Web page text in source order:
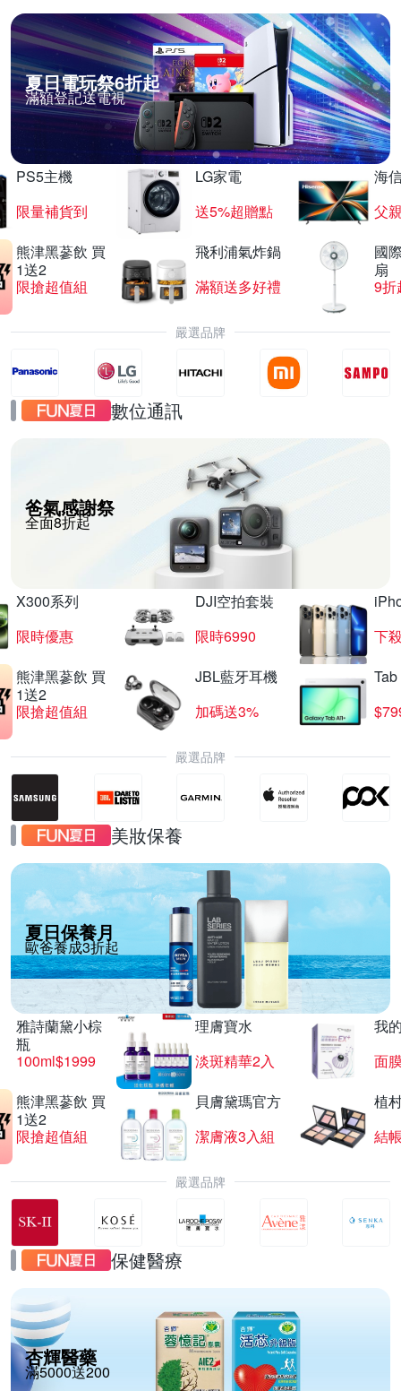
夏日電玩祭6折起
滿額登記送電視
PS5主機
限量補貨到
LG家電
送5%超贈點
海
父
熊津黑蔘飲 買
1送2
限搶超值組
飛利浦氣炸鍋
滿額送多好禮
國
扇
9折
嚴選品牌
數位通訊
爸氣感謝祭
全面8折起
X300系列
限時優惠
DJI空拍套裝
限時6990
下
熊津黑蔘飲 買
1送2
限搶超值組
JBL藍牙耳機
加碼送3%
嚴選品牌
美妝保養
夏日保養月
歐爸養成3折起
雅詩蘭黛小棕
瓶
100ml$1999
理膚寶水
淡斑精華2入
我
面
熊津黑蔘飲 買
1送2
限搶超值組
貝膚黛瑪官方
潔膚液3入組
植
結
嚴選品牌
保健醫療
杏輝醫藥
滿5000送200